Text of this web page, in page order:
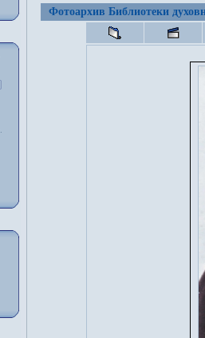
Фотоархив Библиотеки